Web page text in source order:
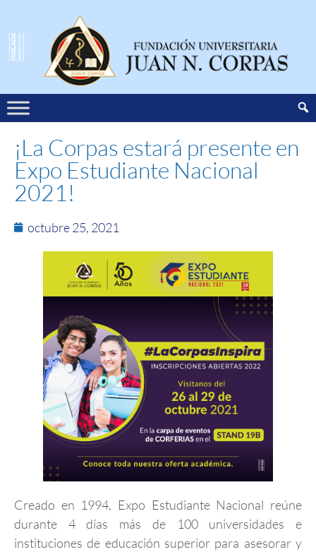
¡La Corpas estará presente en
Expo Estudiante Nacional
2021!
octubre 25, 2021
Creado en 1994, Expo Estudiante Nacional reúne
durante 4 días más de 100 universidades e
instituciones de educación superior para asesorar y